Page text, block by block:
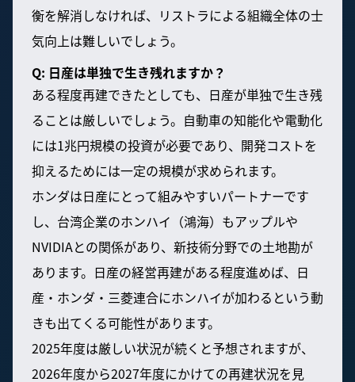
衡を解消しなければ、リストラによる組織全体の士
気向上は難しいでしょう。
Q: 日産は単独で生き残れますか？
ある程度再建できたとしても、日産が単独で生き残
ることは厳しいでしょう。自動車の知能化や電動化
には1兆円規模の投資が必要であり、開発コストを
抑えるためには一定の規模が求められます。
ホンダは日産にとって組みやすいパートナーです
し、台湾企業のホンハイ（鴻海）もアップルや
NVIDIAとの関係があり、新技術分野での土地勘が
あります。日産の経営再建がある程度進めば、日
産・ホンダ・三菱連合にホンハイが加わるという動
きも出てくる可能性があります。
2025年度は厳しい状況が続くと予想されますが、
2026年度から2027年度にかけての再建状況を見